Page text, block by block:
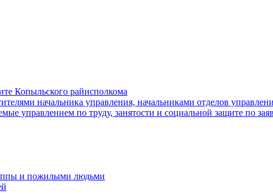
Копыльского райисполкома
начальника управления, начальниками отделов
управлением по труду, занятости и социальной защите по
и пожилыми людьми